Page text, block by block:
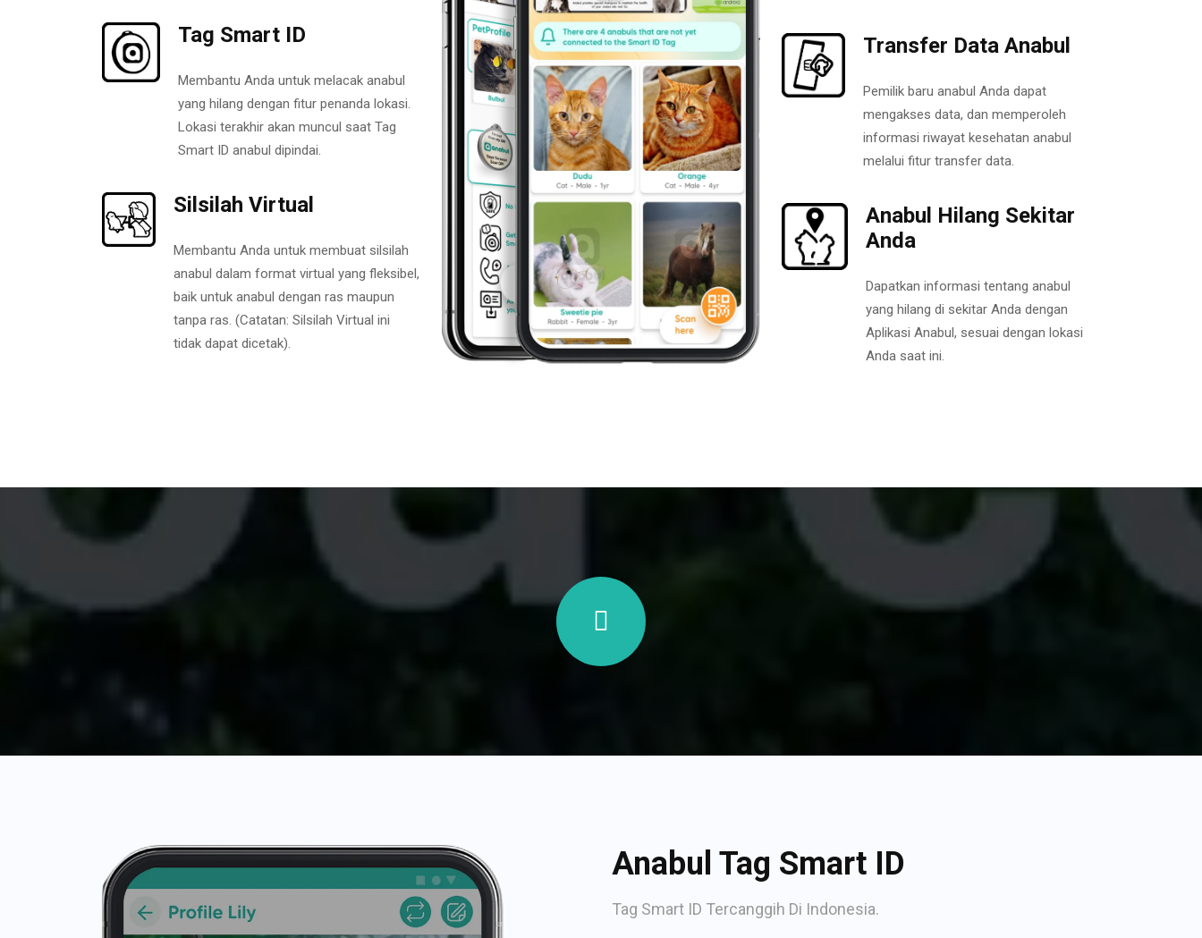
Tag Smart ID
Membantu Anda untuk melacak anabul
yang hilang dengan fitur penanda lokasi.
Lokasi terakhir akan muncul saat Tag
Smart ID anabul dipindai.
Silsilah Virtual
Membantu Anda untuk membuat silsilah
anabul dalam format virtual yang fleksibel,
baik untuk anabul dengan ras maupun
tanpa ras. (Catatan: Silsilah Virtual ini
tidak dapat dicetak).
Transfer Data Anabul
Pemilik baru anabul Anda dapat
mengakses data, dan memperoleh
informasi riwayat kesehatan anabul
melalui fitur transfer data.
Anabul Hilang Sekitar
Anda
Dapatkan informasi tentang anabul
yang hilang di sekitar Anda dengan
Aplikasi Anabul, sesuai dengan lokasi
Anda saat ini.
Anabul Tag Smart ID
Tag Smart ID Tercanggih Di Indonesia.